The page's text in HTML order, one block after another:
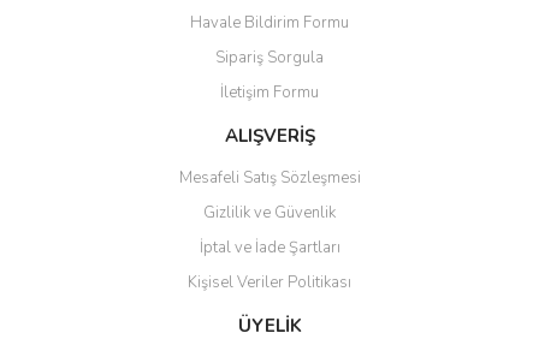
Ürün açıklamasında eksik bilgiler bulunuyor.
Ürün bilgilerinde hatalar bulunuyor.
Ürün fiyatı diğer sitelerden daha pahalı.
Bu ürüne benzer farklı alternatifler olmalı.
Gönder
Havale Bildirim Formu
Sipariş Sorgula
İletişim Formu
ALIŞVERİŞ
Mesafeli Satış Sözleşmesi
Gizlilik ve Güvenlik
İptal ve İade Şartları
Kişisel Veriler Politikası
ÜYELİK